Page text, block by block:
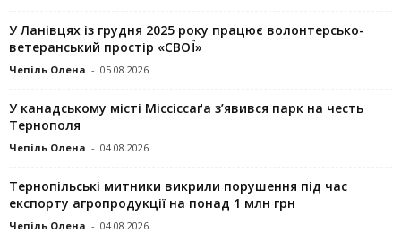
У Ланівцях із грудня 2025 року працює волонтерсько-
ветеранський простір «СВОЇ»
Чепіль Олена - 05.08.2026
У канадському місті Міссіссаґа з’явився парк на честь
Тернополя
Чепіль Олена - 04.08.2026
Тернопільські митники викрили порушення під час
експорту агропродукції на понад 1 млн грн
Чепіль Олена - 04.08.2026